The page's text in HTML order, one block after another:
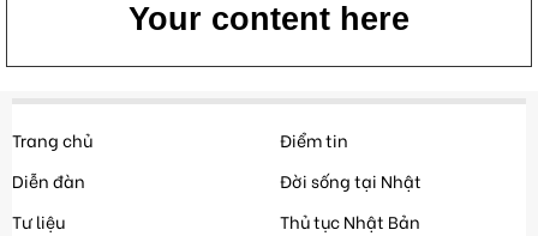
Your content here
Trang chủ
Diễn đàn
Tư liệu
Điểm tin
Đời sống tại Nhật
Thủ tục Nhật Bản